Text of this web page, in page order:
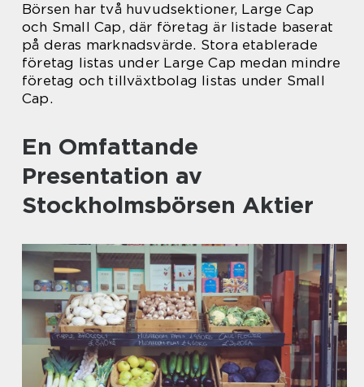
Börsen har två huvudsektioner, Large Cap
och Small Cap, där företag är listade baserat
på deras marknadsvärde. Stora etablerade
företag listas under Large Cap medan mindre
företag och tillväxtbolag listas under Small
Cap.
En Omfattande
Presentation av
Stockholmsbörsen Aktier